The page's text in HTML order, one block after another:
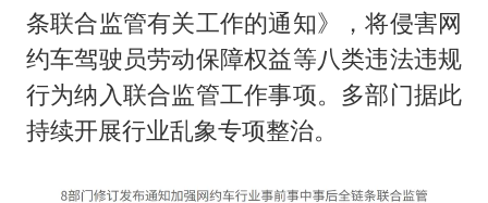
条联合监管有关工作的通知》，将侵害网
约车驾驶员劳动保障权益等八类违法违规
行为纳入联合监管工作事项。多部门据此
持续开展行业乱象专项整治。